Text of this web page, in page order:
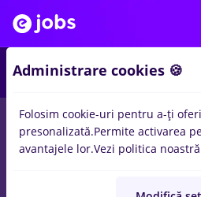
Salarii Full time Part
Administrare cookies 🍪
Folosim cookie-uri pentru a-ți
presonalizată.Permite activarea
avantajele lor.Vezi politica